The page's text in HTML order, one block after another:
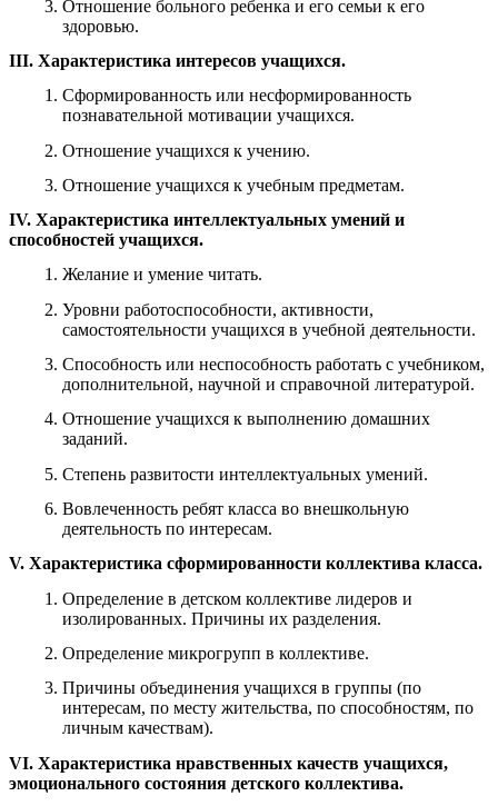
Отношение больного ребенка и его семьи к его
здоровью.
III. Характеристика интересов учащихся.
Сформированность или несформированность
познавательной мотивации учащихся.
Отношение учащихся к учению.
Отношение учащихся к учебным предметам.
IV. Характеристика интеллектуальных умений и
способностей учащихся.
Желание и умение читать.
Уровни работоспособности, активности,
самостоятельности учащихся в учебной деятельности.
Способность или неспособность работать с учебником,
дополнительной, научной и справочной литературой.
Отношение учащихся к выполнению домашних
заданий.
Степень развитости интеллектуальных умений.
Вовлеченность ребят класса во внешкольную
деятельность по интересам.
V. Характеристика сформированности коллектива класса.
Определение в детском коллективе лидеров и
изолированных. Причины их разделения.
Определение микрогрупп в коллективе.
Причины объединения учащихся в группы (по
интересам, по месту жительства, по способностям, по
личным качествам).
VI. Характеристика нравственных качеств учащихся,
эмоционального состояния детского коллектива.